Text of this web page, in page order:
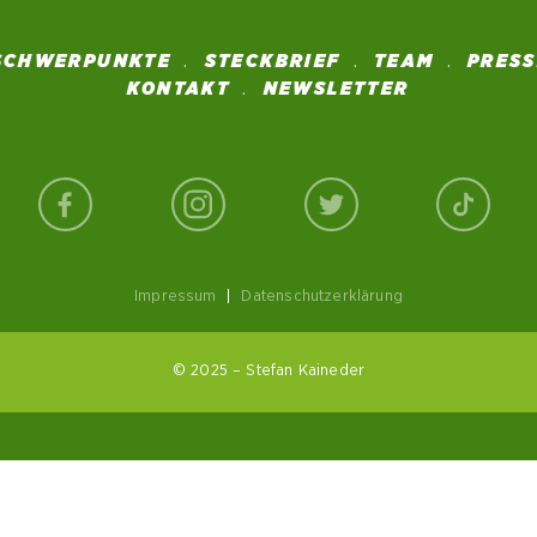
STECKBRIEF TEAM
KONTAKT
NEWSLETTER
Impressum Datenschutzerklärung
© 2025 – Stefan Kaineder